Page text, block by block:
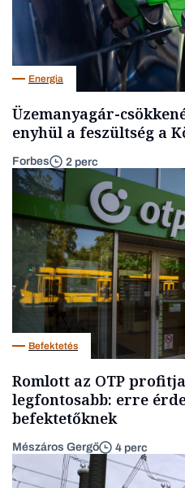
Energia
Üzemanyagár-
enyhül a feszültség a
Forbes 2 perc
Befektetés
Romlott az OTP
legfontosabb: erre
befektetőknek
Mészáros Gergő 4 perc